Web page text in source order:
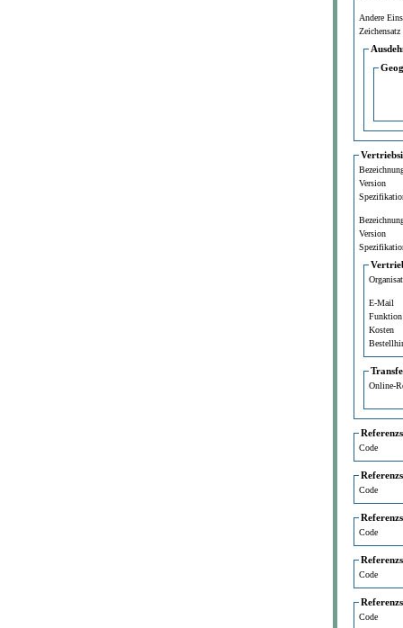
Andere
Zeichensatz
Version
Version
E-Mail
Funktion
Kosten
Online-
Code
Code
Code
Code
Code